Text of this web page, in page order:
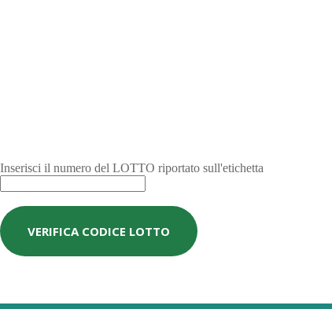
Inserisci il numero del LOTTO riportato sull'etichetta
VERIFICA CODICE LOTTO